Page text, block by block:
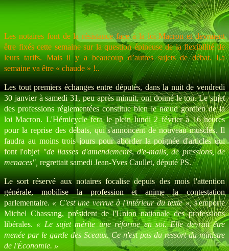
Les notaires font de la résistance face à la loi Macron et devraient
être fixés cette semaine sur la question épineuse de la flexibilité de
leurs tarifs. Mais il y a beaucoup d’autres sujets de débat. La
semaine va être « chaude » !..
Les tout premiers échanges entre députés, dans la nuit de vendredi
30 janvier à samedi 31, peu après minuit, ont donné le ton. Le sujet
des professions réglementées constitue bien le nœud gordien de la
loi Macron. L'Hémicycle fera le plein lundi 2 février à 16 heures
pour la reprise des débats, qui s'annoncent de nouveau musclés. Il
faudra au moins trois jours pour aborder la poignée d'articles qui
font l'objet "de liasses d'amendements,d'e-mails, de pressions, de
menaces", regrettait samedi Jean-Yves Caullet, député PS.
Le sort réservé aux notaires focalise depuis des mois l'attention
générale, mobilise la profession et anime la contestation
parlementaire.« C'est une verrue à l'intérieur du texte »,s'emporte
Michel Chassang, président de l'Union nationale des professions
libérales. « Le sujet mérite une réforme en soi. Elle devrait être
menée par le garde des Sceaux. Ce n'est pas du ressort du ministre
de l'Économie. »